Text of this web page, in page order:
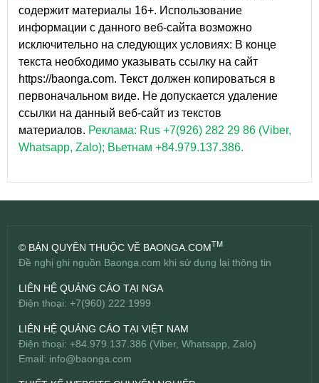
содержит материалы 16+. Использование
информации с данного веб-сайта возможно
исключительно на следующих условиях: В конце
текста необходимо указывать ссылку на сайт
https://baonga.com. Текст должен копироваться в
первоначальном виде. Не допускается удаление
ссылки на данный веб-сайт из текстов
материалов. Реклама: Rus +7(926) 282 29 86 (Viber,
Whatsapp, Zalo); Вьетнам +84.979.137.386.
© BẢN QUYỀN THUỘC VỀ BAONGA.COMTM
Đề nghị ghi nguồn Baonga.com khi sử dụng lại thông tin
LIÊN HỆ QUẢNG CÁO TẠI NGA
Điện thoại: +7(960) 222 1999
LIÊN HỆ QUẢNG CÁO TẠI VIỆT NAM
Điện thoại: +84.979.137.386 (Viber, Whatsapp, Zalo)
Email: info@baonga.com